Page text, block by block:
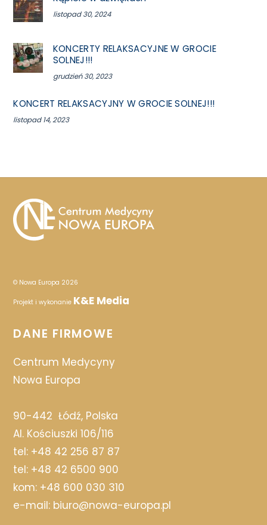
listopad 30, 2024
KONCERTY RELAKSACYJNE W GROCIE
SOLNEJ!!!
grudzień 30, 2023
KONCERT RELAKSACYJNY W GROCIE SOLNEJ!!!
listopad 14, 2023
© Nowa Europa 2026
Projekt i wykonanie K&E Media
DANE FIRMOWE
Centrum Medycyny
Nowa Europa
90-442 Łódź, Polska
Al. Kościuszki 106/116
tel: +48 42 256 87 87
tel: +48 42 6500 900
kom: +48 600 030 310
e-mail: biuro@nowa-europa.pl